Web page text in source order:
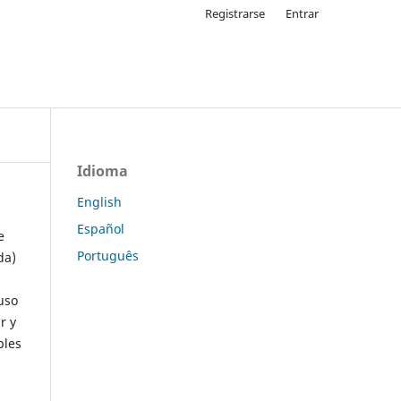
Registrarse Entrar
y
Idioma
English
Español
Português